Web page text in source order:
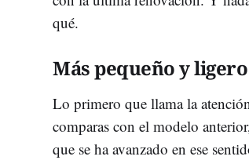
qué.
Más pequeño y ligero
Lo primero que llama la
comparas con el modelo
que se ha avanzado en ese